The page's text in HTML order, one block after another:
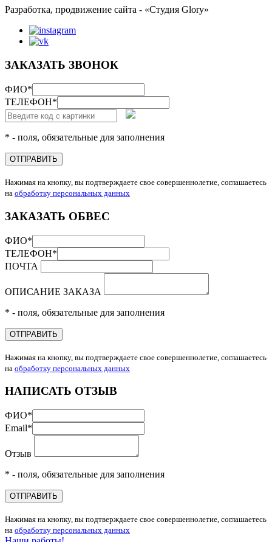
Разработка, продвижение сайта - «Студия Glory»
ЗАКАЗАТЬ ЗВОНОК
ФИО*
ТЕЛЕФОН*
* - поля, обязательные для заполнения
ОТПРАВИТЬ
Нажимая на кнопку, вы подтверждаете свое совершеннолетие, соглашаетесь
на обработку персональных данных
ЗАКАЗАТЬ ОБВЕС
ФИО*
ТЕЛЕФОН*
ПОЧТА
ОПИСАНИЕ ЗАКАЗА
* - поля, обязательные для заполнения
ОТПРАВИТЬ
Нажимая на кнопку, вы подтверждаете свое совершеннолетие, соглашаетесь
на обработку персональных данных
НАПИСАТЬ ОТЗЫВ
ФИО*
Email*
Отзыв
* - поля, обязательные для заполнения
ОТПРАВИТЬ
Нажимая на кнопку, вы подтверждаете свое совершеннолетие, соглашаетесь
на обработку персональных данных